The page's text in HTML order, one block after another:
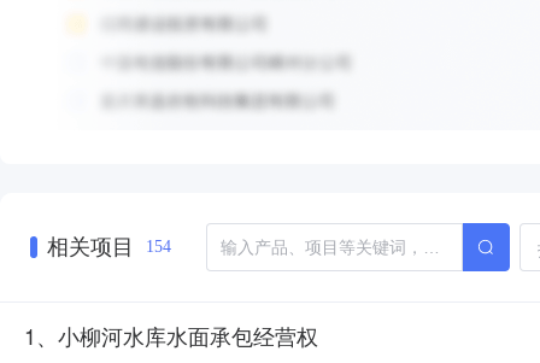
相关项目 154
1、小柳河水库水面承包经营权